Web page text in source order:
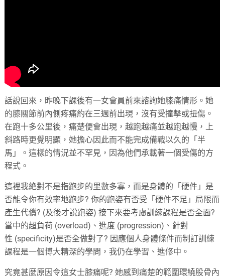
話說回來，昨晚下課後有一女會員前來諮詢她膝痛情形。她
的膝關節前內側疼痛約在三週前出現，沒有受撞擊或扭傷。
在跑十多公里後，痛楚便會出現，越跑越痛並越跑越慢，上
斜路時更覺明顯，她擔心因此而不能完成備戰以久的「半
馬」。這樣的情況並不罕見，因為他們承載著一個受傷的方
程式。
這裡我絶對不是指跑步的里數多寡，而是身體的「硬件」是
否能令你有效率地跑步? 你的跑姿有否受「硬件不足」局限而
產生代償? (及後才說跑姿) 接下來要考慮訓練課程是否全面?
當中的超負荷 (overload) 、進度 (progression) 、針對
性 (specificity)是否全做對了? 因應個人身體條件而制訂訓練
課程是一個博大精深的學問，我仍在學習、進修中。
究竟甚麼原因令這女士膝痛呢? 她感到痛楚的範圍環繞股骨內